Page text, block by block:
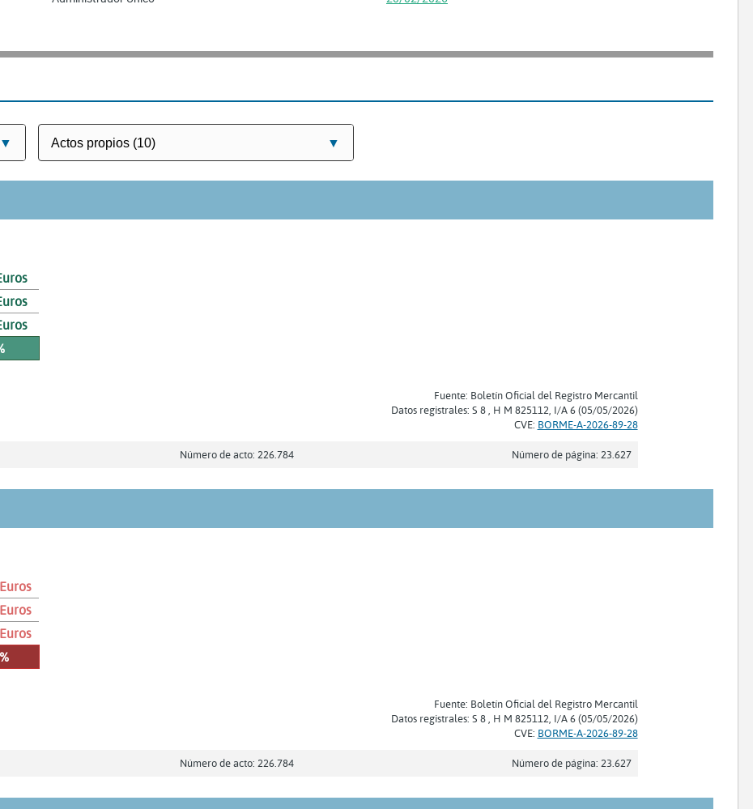
Fuente: Boletín Oficial del Registro Mercantil
Datos registrales: S 8 , H M 825112, I/A 6 (05/05/2026)
CVE: BORME-A-2026-89-28
Número de acto: 226.784 Número de página: 23.627
Euros
Euros
Euros
%
Fuente: Boletín Oficial del Registro Mercantil
Datos registrales: S 8 , H M 825112, I/A 6 (05/05/2026)
CVE: BORME-A-2026-89-28
Número de acto: 226.784 Número de página: 23.627